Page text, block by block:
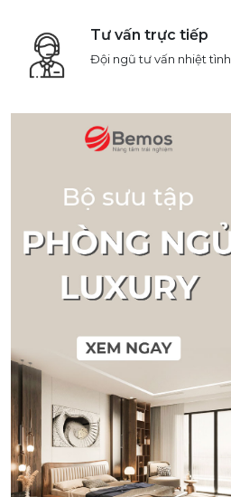
Tư vấn trực tiếp
Đội ngũ tư vấn nhiệt tình